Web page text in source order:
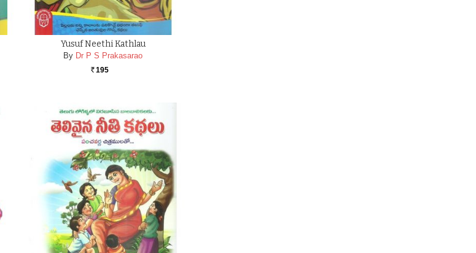
Yusuf Neethi Kathlau
By Dr P S Prakasarao
Rs. 195